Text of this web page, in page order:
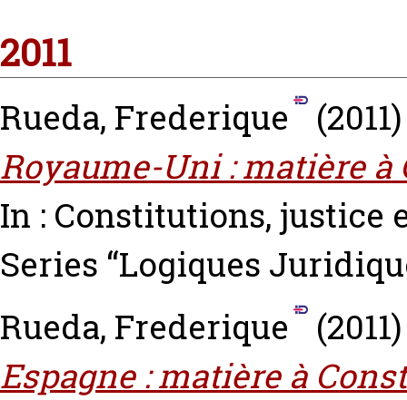
2011
Rueda, Frederique
Royaume-Uni : matière
In : Constitutions, justice
Series “Logiques
Rueda, Frederique
Espagne : matière à